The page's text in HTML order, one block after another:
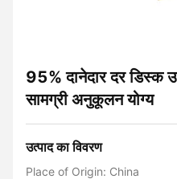
95% दानेदार दर डिस्क
सामग्री अनुकूलन योग्य
उत्पाद का विवरण
Place of Origin: China